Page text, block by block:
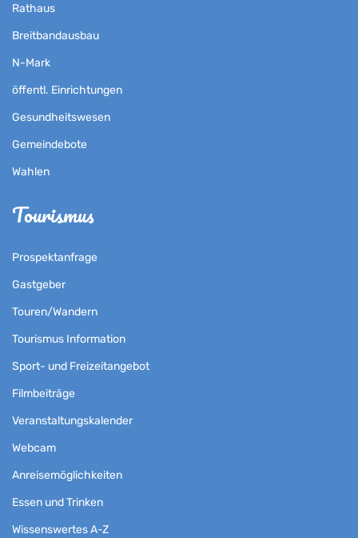
Rathaus
Breitbandausbau
N-Mark
öffentl. Einrichtungen
Gesundheitswesen
Gemeindebote
Wahlen
Tourismus
Prospektanfrage
Gastgeber
Touren/Wandern
Tourismus Information
Sport- und Freizeitangebot
Filmbeiträge
Veranstaltungskalender
Webcam
Anreisemöglichkeiten
Essen und Trinken
Wissenswertes A-Z